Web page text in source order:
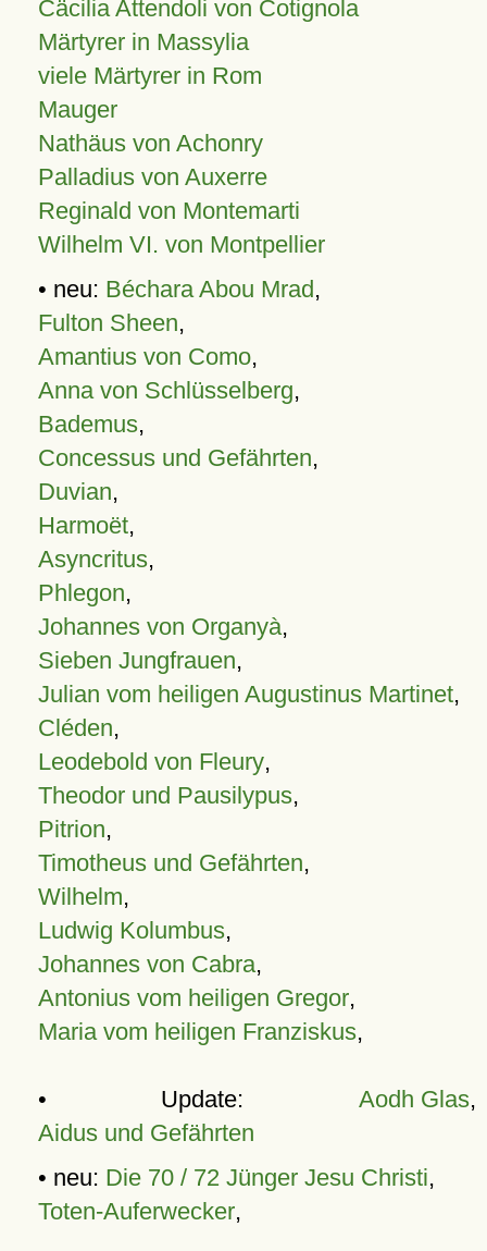
Cäcilia Attendoli von Cotignola
Märtyrer in Massylia
viele Märtyrer in Rom
Mauger
Nathäus von Achonry
Palladius von Auxerre
Reginald von Montemarti
Wilhelm VI. von Montpellier
• neu: Béchara Abou Mrad,
Fulton Sheen,
Amantius von Como,
Anna von Schlüsselberg,
Bademus,
Concessus und Gefährten,
Duvian,
Harmoët,
Asyncritus,
Phlegon,
Johannes von Organyà,
Sieben Jungfrauen,
Julian vom heiligen Augustinus Martinet,
Cléden,
Leodebold von Fleury,
Theodor und Pausilypus,
Pitrion,
Timotheus und Gefährten,
Wilhelm,
Ludwig Kolumbus,
Johannes von Cabra,
Antonius vom heiligen Gregor,
Maria vom heiligen Franziskus,
• Update: Aodh Glas,
Aidus und Gefährten
• neu: Die 70 / 72 Jünger Jesu Christi,
Toten-Auferwecker,